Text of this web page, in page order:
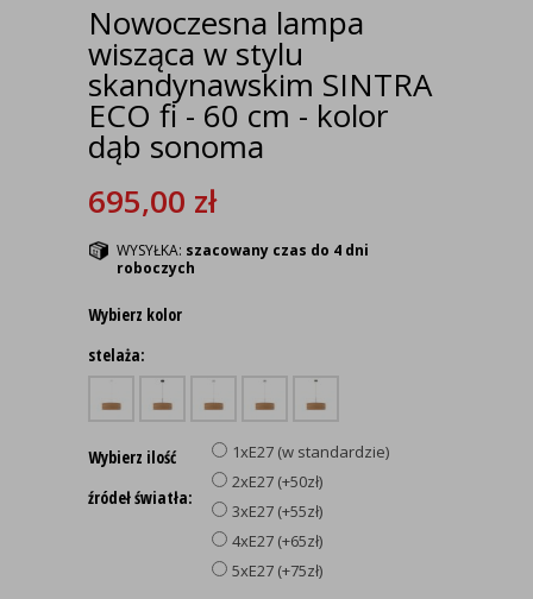
Nowoczesna lampa
wisząca w stylu
skandynawskim SINTRA
ECO fi - 60 cm - kolor
dąb sonoma
695,00 zł
WYSYŁKA: szacowany czas do 4 dni
roboczych
Wybierz kolor
stelaża:
Wybierz ilość
źródeł światła:
1xE27 (w standardzie)
2xE27 (+50zł)
3xE27 (+55zł)
4xE27 (+65zł)
5xE27 (+75zł)